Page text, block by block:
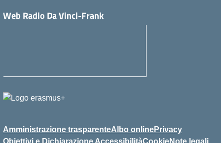
Web Radio Da Vinci-Frank
Amministrazione trasparenteAlbo onlinePrivacy
Obiettivi e Dichiarazione AccessibilitàCookieNote legali